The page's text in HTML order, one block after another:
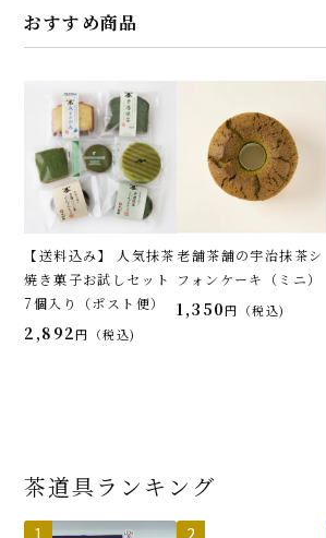
おすすめ商品
【送料込み】 人気抹茶
焼き菓子お試しセット
7個入り（ポスト便）
2,892 税込
老舗茶舗の宇治抹茶シ
フォンケーキ（ミニ）
1,350 税込
茶道具ランキング